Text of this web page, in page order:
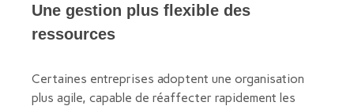
Une gestion plus flexible des
ressources
Certaines entreprises adoptent une organisation
plus agile, capable de réaffecter rapidement les